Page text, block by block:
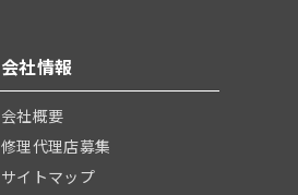
会社情報
会社概要
修理代理店募集
サイトマップ